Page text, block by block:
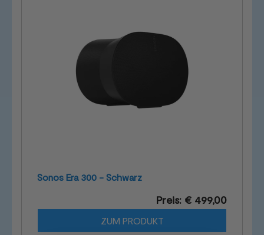
Sonos Era 300 - Schwarz
Preis: € 499,00
ZUM PRODUKT